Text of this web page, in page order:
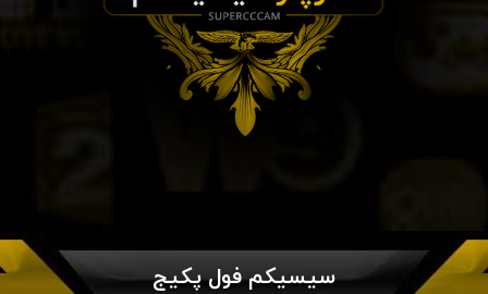
سیسیکم فول پکیج